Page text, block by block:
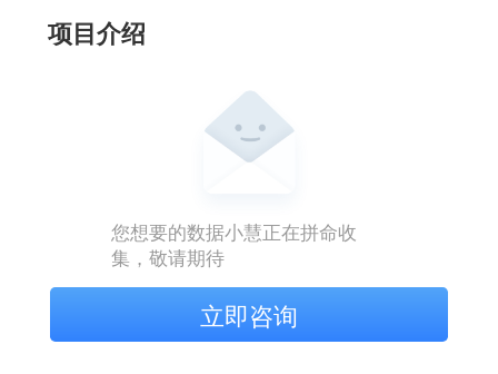
项目介绍
您想要的数据小慧正在拼命收
集，敬请期待
立即咨询